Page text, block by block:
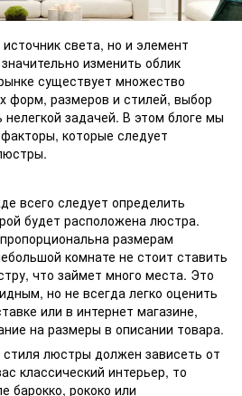
света, но и элемент
изменить облик
существует множество
форм, размеров и стилей, выбор
задачей. В этом блоге мы
которые следует
всего следует определить
будет расположена люстра.
размерам
комнате не стоит ставить
что займет много места. Это
но не всегда легко оценить
или в интернет магазине,
на размеры в описании товара.
люстры должен зависеть от
классический интерьер, то
барокко, рококо или